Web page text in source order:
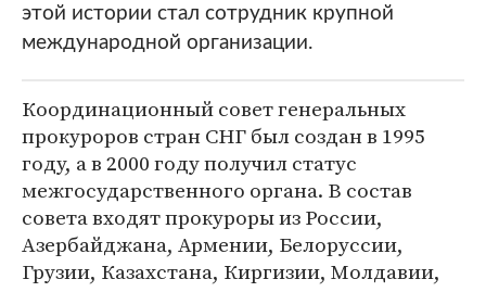
этой истории стал сотрудник крупной
международной организации.
Координационный совет генеральных
прокуроров стран СНГ был создан в 1995
году, а в 2000 году получил статус
межгосударственного органа. В состав
совета входят прокуроры из России,
Азербайджана, Армении, Белоруссии,
Грузии, Казахстана, Киргизии, Молдавии,